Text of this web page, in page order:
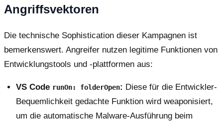
Angriffsvektoren
Die technische Sophistication dieser Kampagnen ist
bemerkenswert. Angreifer nutzen legitime Funktionen von
Entwicklungstools und -plattformen aus:
VS Code runOn: folderOpen: Diese für die Entwickler-
Bequemlichkeit gedachte Funktion wird weaponisiert,
um die automatische Malware-Ausführung beim